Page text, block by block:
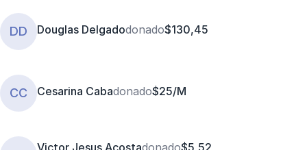
DD Douglas Delgadodonado$130,45
CC Cesarina Cabadonado$25/M
Victor Jesus Acostadonado$5,52